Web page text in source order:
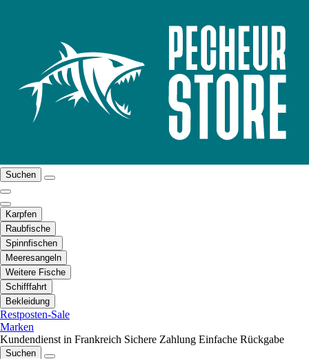
Suchen
Karpfen
Raubfische
Spinnfischen
Meeresangeln
Weitere Fische
Schifffahrt
Bekleidung
Restposten-Sale
Marken
Kundendienst in Frankreich Sichere Zahlung Einfache Rückgabe
Suchen